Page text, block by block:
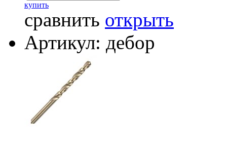
купить
сравнить открыть
Артикул: дебор